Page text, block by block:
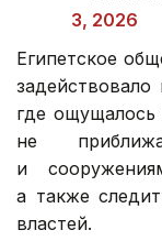
3, 2026
Египетское
где ощущалось
не
и
а также
властей.